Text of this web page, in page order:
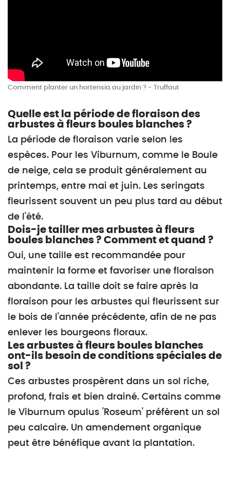
Comment planter un hortensia au jardin ? - Truffaut
Quelle est la période de floraison des
arbustes à fleurs boules blanches ?
La période de floraison varie selon les
espèces. Pour les Viburnum, comme le Boule
de neige, cela se produit généralement au
printemps, entre mai et juin. Les seringats
fleurissent souvent un peu plus tard au début
de l'été.
Dois-je tailler mes arbustes à fleurs
boules blanches ? Comment et quand ?
Oui, une taille est recommandée pour
maintenir la forme et favoriser une floraison
abondante. La taille doit se faire après la
floraison pour les arbustes qui fleurissent sur
le bois de l'année précédente, afin de ne pas
enlever les bourgeons floraux.
Les arbustes à fleurs boules blanches
ont-ils besoin de conditions spéciales de
sol ?
Ces arbustes prospèrent dans un sol riche,
profond, frais et bien drainé. Certains comme
le Viburnum opulus 'Roseum' préfèrent un sol
peu calcaire. Un amendement organique
peut être bénéfique avant la plantation.